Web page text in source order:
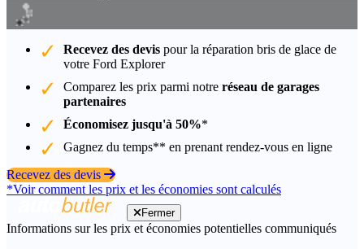
Recevez des devis pour la réparation bris de glace de
votre Ford Explorer
Comparez les prix parmi notre réseau de garages
partenaires
Économisez jusqu'à 50%*
Gagnez du temps** en prenant rendez-vous en ligne
Recevez des devis
*Voir comment les prix et les économies sont calculés
Fermer
Informations sur les prix et économies potentielles communiqués